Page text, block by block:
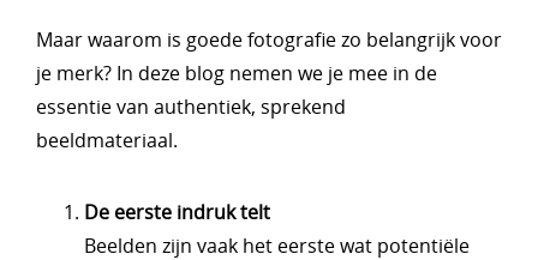
Maar waarom is goede fotografie zo belangrijk voor
je merk? In deze blog nemen we je mee in de
essentie van authentiek, sprekend
beeldmateriaal.
De eerste indruk telt
Beelden zijn vaak het eerste wat potentiële